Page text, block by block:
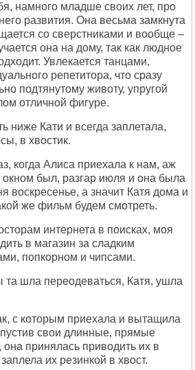
намного младше своих лет, про
развития. Она весьма замкнута
со сверстниками и вообще –
она на дому, так как людное
Увлекается танцами,
репетитора, что сразу
подтянутому животу, упругой
отличной фигуре.
ниже Кати и всегда заплетала,
в хвостик.
когда Алиса приехала к нам, аж
был, разгар июля и она была
воскресенье, а значит Катя дома и
же фильм будем смотреть.
интернета в поисках, моя
в магазин за сладким
попкорном и чипсами.
та шла переодеваться, Катя, ушла
с которым приехала и вытащила
свои длинные, прямые
принялась приводить их в
их резинкой в хвост.